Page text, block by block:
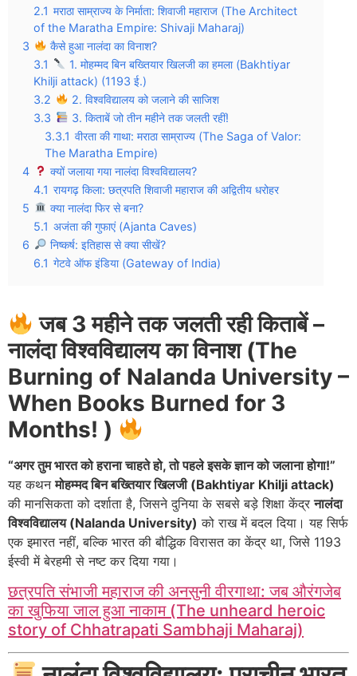
2.1 मराठा साम्राज्य के निर्माता: शिवाजी महाराज (The Architect
of the Maratha Empire: Shivaji Maharaj)
3
कैसे हुआ नालंदा का विनाश?
3.1
1. मोहम्मद बिन बख्तियार खिलजी का हमला (Bakhtiyar
Khilji attack) (1193 ई.)
3.2
2. विश्वविद्यालय को जलाने की साजिश
3.3
3. किताबें जो तीन महीने तक जलती रहीं!
3.3.1 वीरता की गाथा: मराठा साम्राज्य (The Saga of Valor:
The Maratha Empire)
4
क्यों जलाया गया नालंदा विश्वविद्यालय?
4.1 रायगढ़ किला: छत्रपति शिवाजी महाराज की अद्वितीय धरोहर
5
क्या नालंदा फिर से बना?
5.1 अजंता की गुफाएं (Ajanta Caves)
6
निष्कर्ष: इतिहास से क्या सीखें?
6.1 गेटवे ऑफ इंडिया (Gateway of India)
जब 3 महीने तक जलती रही किताबें –
नालंदा विश्वविद्यालय का विनाश (The
Burning of Nalanda University –
When Books Burned for 3
Months! )
“अगर तुम भारत को हराना चाहते हो, तो पहले इसके ज्ञान को जलाना होगा!”
यह कथनमोहम्मद बिन बख्तियार खिलजी (Bakhtiyar Khilji attack)
की मानसिकता को दर्शाता है, जिसने दुनिया के सबसे बड़े शिक्षा केंद्रनालंदा
विश्वविद्यालय (Nalanda University) को राख में बदल दिया। यह सिर्फ
एक इमारत नहीं, बल्कि भारत की बौद्धिक विरासत का केंद्र था, जिसे 1193
ईस्वी में बेरहमी से नष्ट कर दिया गया।
छत्रपति संभाजी महाराज की अनसुनी वीरगाथा: जब औरंगजेब
का खुफिया जाल हुआ नाकाम (The unheard heroic
story of Chhatrapati Sambhaji Maharaj)